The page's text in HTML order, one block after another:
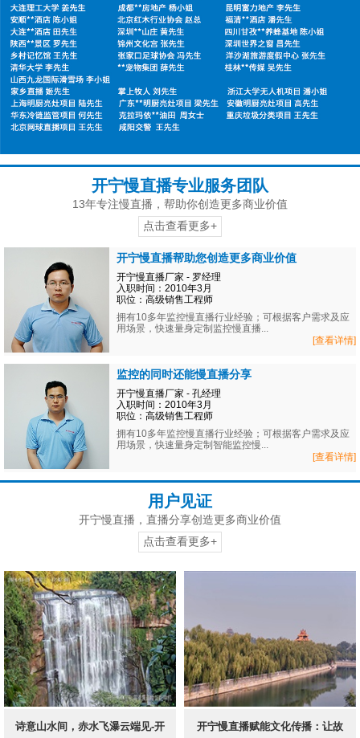
开宁慢直播专业服务团队
13年专注慢直播，帮助你创造更多商业价值
点击查看更多+
开宁慢直播帮助您创造更多商业价值
开宁慢直播厂家 - 罗经理
入职时间：2010年3月
职位：高级销售工程师
拥有10多年监控慢直播行业经验；可根据客户需求及应
用场景，快速量身定制监控慢直播...
[查看详情]
监控的同时还能慢直播分享
开宁慢直播厂家 - 孔经理
入职时间：2010年3月
职位：高级销售工程师
拥有10多年监控慢直播行业经验；可根据客户需求及应
用场景，快速量身定制智能监控慢...
[查看详情]
用户见证
开宁慢直播，直播分享创造更多商业价值
点击查看更多+
诗意山水间，赤水飞瀑云端见-开
开宁慢直播赋能文化传播：让故